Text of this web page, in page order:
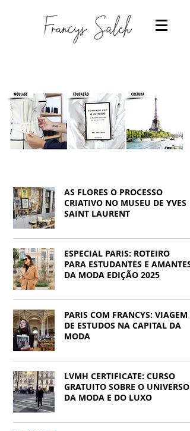
-Trabalhar com
-Estudar Moda
Francys Saleh
AS FLORES O PROCESSO
CRIATIVO NO MUSEU DE YVES
SAINT LAURENT
ESPECIAL PARIS: ROTEIRO
PARA ESTUDANTES E AMANTES
DA MODA EDIÇÃO 2025
PARIS COM FRANCYS: VIAGEM
DE ESTUDOS NA CAPITAL DA
MODA
LVMH CERTIFICATE: CURSO
GRATUITO SOBRE O UNIVERSO
DA MODA E DO LUXO